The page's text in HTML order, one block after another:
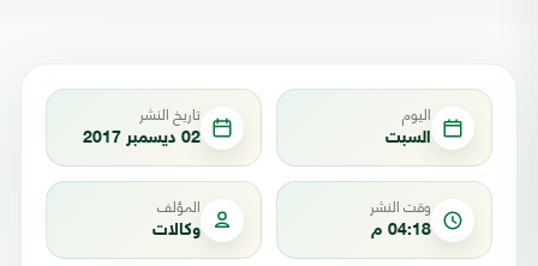
اليوم
السبت
تاريخ النشر
02 ديسمبر 2017
وقت النشر
04:18 م
المؤلف
وكالات